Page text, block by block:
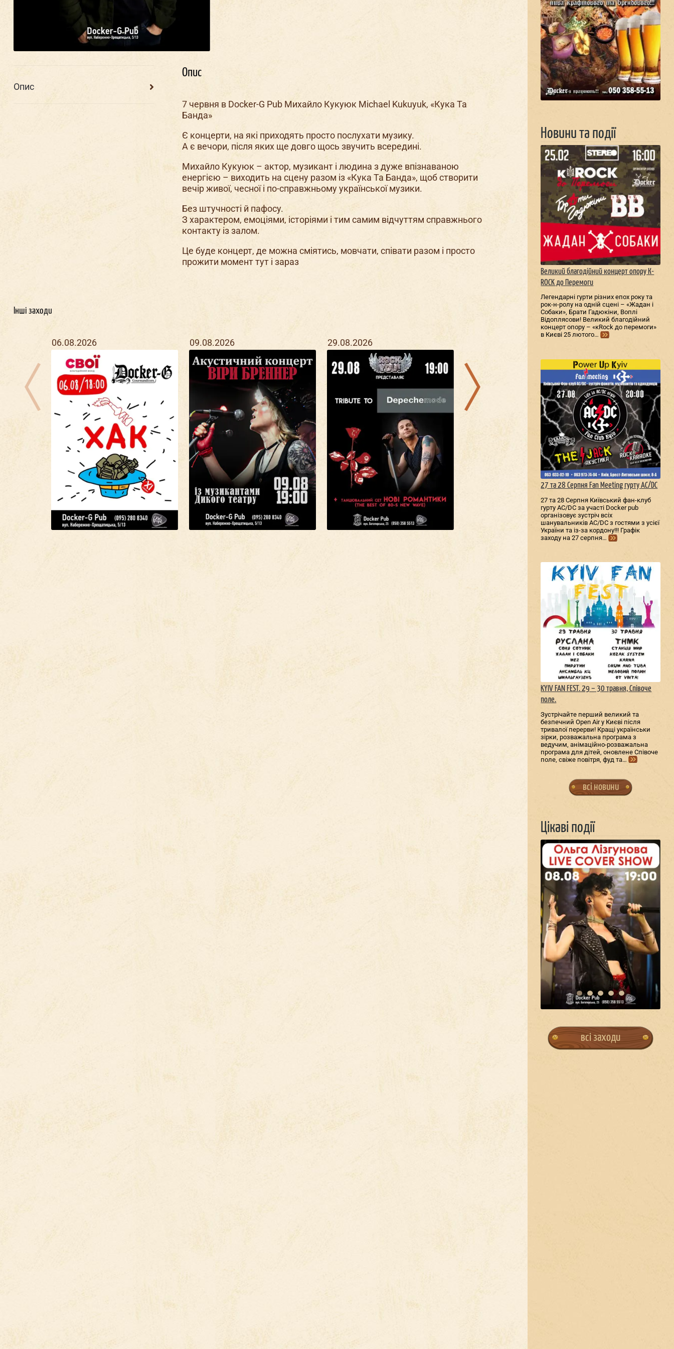
Опис
Опис
7 червня в Docker-G Pub Михайло Кукуюк Michael Kukuyuk, «Кука Та
Банда»
Є концерти, на які приходять просто послухати музику.
А є вечори, після яких ще довго щось звучить всередині.
Михайло Кукуюк – актор, музикант і людина з дуже впізнаваною
енергією – виходить на сцену разом із «Кука Та Банда», щоб створити
вечір живої, чесної і по-справжньому української музики.
Без штучності й пафосу.
З характером, емоціями, історіями і тим самим відчуттям справжнього
контакту із залом.
Це буде концерт, де можна сміятись, мовчати, співати разом і просто
прожити момент тут і зараз
Інші заходи
06.08.2026 09.08.2026 29.08.2026
Новини та події
Великий благодійний концерт опору К-
ROCK до Перемоги
Легендарні гурти різних епох року та
рок-н-ролу на одній сцені – «Жадан і
Собаки», Брати Гадюкіни, Воплі
Відоплясови! Великий благодійний
концерт опору – «кRock до перемоги»
в Києві 25 лютого…
27 та 28 Серпня Fan Meeting гурту AC/DС
27 та 28 Серпня Київський фан-клуб
гурту AC/DС за участі Docker pub
організовує зустріч всіх
шанувальників AC/DС з гостями з усієї
України та із-за кордону!!! Графік
заходу на 27 серпня…
KYIV FAN FEST. 29 – 30 травня, Співоче
поле.
Зустрічайте перший великий та
безпечний Open Air у Києві після
тривалої перерви! Кращі українськи
зірки, розважальна програма з
ведучим, анімаційно-розважальна
програма для дітей, оновлене Співоче
поле, свіже повітря, фуд та…
всі новини
Цікаві події
всі заходи